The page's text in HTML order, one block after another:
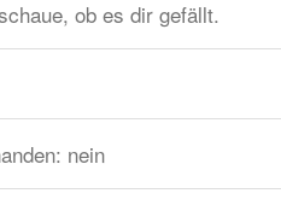
ob es dir gefällt.
nein